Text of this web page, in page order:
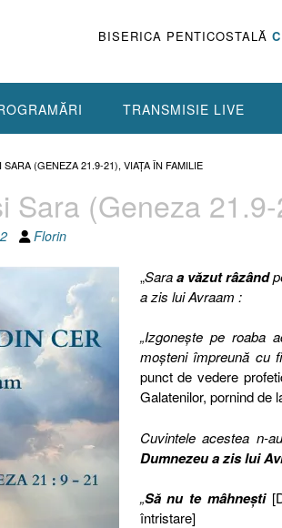
BISERICA PENTICOSTALĂ
TRANSMISIE LIVE
SARA (GENEZA 21.9-21), VIAŢA ÎN FAMILIE
Sara (Geneza
Florin
„Saraa văzut râzând
a zis lui Avraam :
„Izgoneşte pe roaba
moşteni împreună cu
punct de vedere
Galatenilor, pornind de
Cuvintele acestea n-
Dumnezeu a zis lui
„Să nu te mâhneşti
întristare]